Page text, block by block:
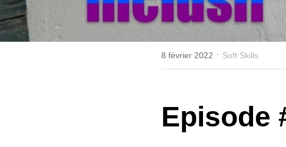
8 février 2022 · Soft Skills
Episode